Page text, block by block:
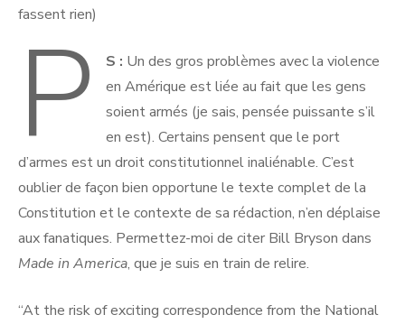
fassent rien)
P S : Un des gros problèmes avec la violence
en Amérique est liée au fait que les gens
soient armés (je sais, pensée puissante s’il
en est). Certains pensent que le port
d’armes est un droit constitutionnel inaliénable. C’est
oublier de façon bien opportune le texte complet de la
Constitution et le contexte de sa rédaction, n’en déplaise
aux fanatiques. Permettez-moi de citer Bill Bryson dans
Made in America, que je suis en train de relire.
“At the risk of exciting correspondence from the National